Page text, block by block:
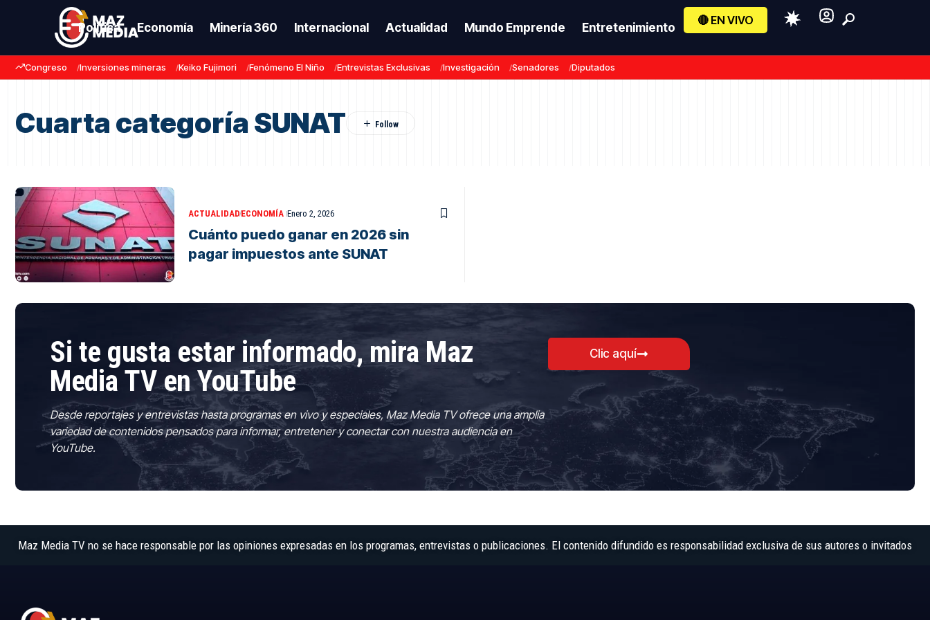
Política Economía Minería 360 Internacional Actualidad Mundo Emprende Entretenimiento
🔴 EN VIVO
Congreso Inversiones mineras Keiko Fujimori Fenómeno El Niño Entrevistas Exclusivas Investigación Senadores Diputados
Cuarta categoría SUNAT
ACTUALIDADECONOMÍA Enero 2, 2026
Cuánto puedo ganar en 2026 sin
pagar impuestos ante SUNAT
Si te gusta estar informado, mira Maz
Media TV en YouTube
Desde reportajes y entrevistas hasta programas en vivo y especiales, Maz Media TV ofrece una amplia
variedad de contenidos pensados para informar, entretener y conectar con nuestra audiencia en
YouTube.
Clic aquí
Maz Media TV no se hace responsable por las opiniones expresadas en los programas, entrevistas o publicaciones. El contenido difundido es responsabilidad exclusiva de sus autores o invitados